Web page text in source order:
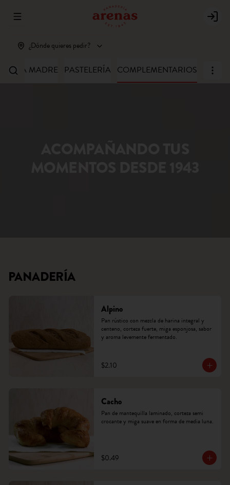
Abrir menu de navegación Login
¿Dónde quieres pedir?
MASA MADRE PASTELERÍA COMPLEMENTARIOS
PANADERÍA
Alpino
Pan rústico con mezcla de harina integral y
centeno, corteza fuerte, miga esponjosa, sabor
y aroma levemente fermentado.
$2.10
Cacho
Pan de mantequilla laminado, corteza semi
crocante y miga suave en forma de media luna.
$0.49